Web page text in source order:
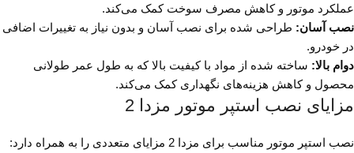
عملکرد موتور و کاهش مصرف سوخت کمک می‌کند.
نصب آسان: طراحی شده برای نصب آسان و بدون نیاز به تغییرات اضافی
در خودرو.
دوام بالا: ساخته شده از مواد با کیفیت بالا که به طول عمر طولانی
محصول و کاهش هزینه‌های نگهداری کمک می‌کند.
مزایای نصب استپر موتور مزدا 2
نصب استپر موتور مناسب برای مزدا 2 مزایای متعددی را به همراه دارد: